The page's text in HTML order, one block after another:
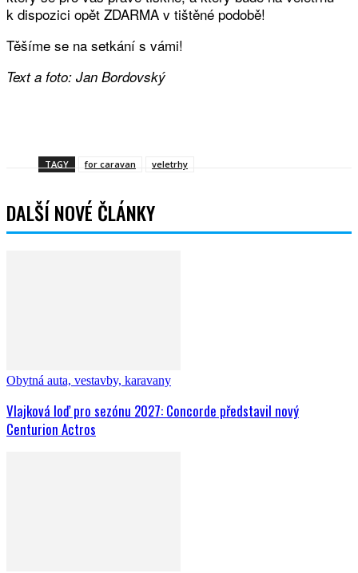
k dispozici opět ZDARMA v tištěné podobě!
Těšíme se na setkání s vámi!
Text a foto: Jan Bordovský
TAGY for caravan veletrhy
DALŠÍ NOVÉ ČLÁNKY
Obytná auta, vestavby, karavany
Vlajková loď pro sezónu 2027: Concorde představil nový
Centurion Actros